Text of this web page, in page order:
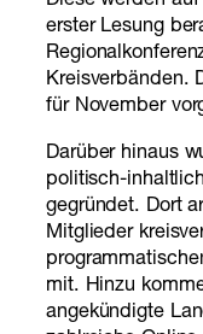
erster Lesung
Kreisverbänden.
für November
Darüber hinaus
politisch-
gegründet. Dort
Mitglieder
mit. Hinzu
angekündigte